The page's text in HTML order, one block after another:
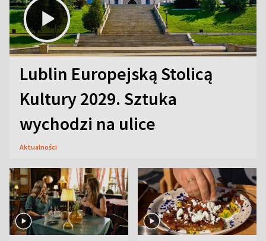
Lublin Europejską Stolicą
Kultury 2029. Sztuka
wychodzi na ulice
Aktualności